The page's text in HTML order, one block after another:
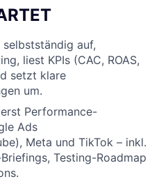
auf,
liest KPIs (CAC, ROAS,
setzt klare
um.
Performance-
Ads
Meta und TikTok – inkl.
Testing-Roadmap